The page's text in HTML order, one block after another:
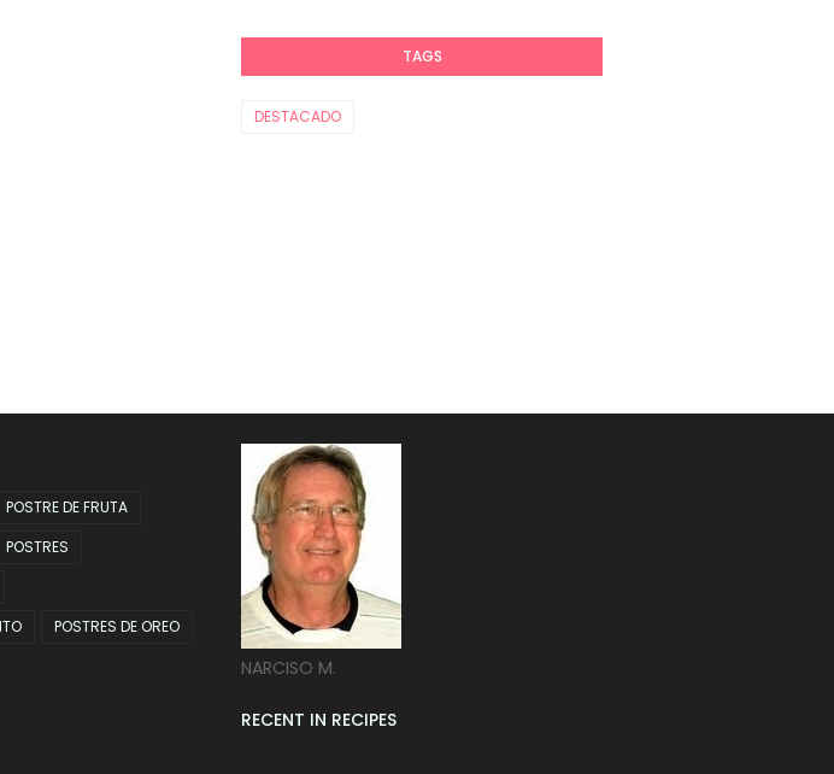
TAGS
DESTACADO
POSTRE DE FRUTA
POSTRES
POSTRES DE OREO
NARCISO M.
RECENT IN RECIPES